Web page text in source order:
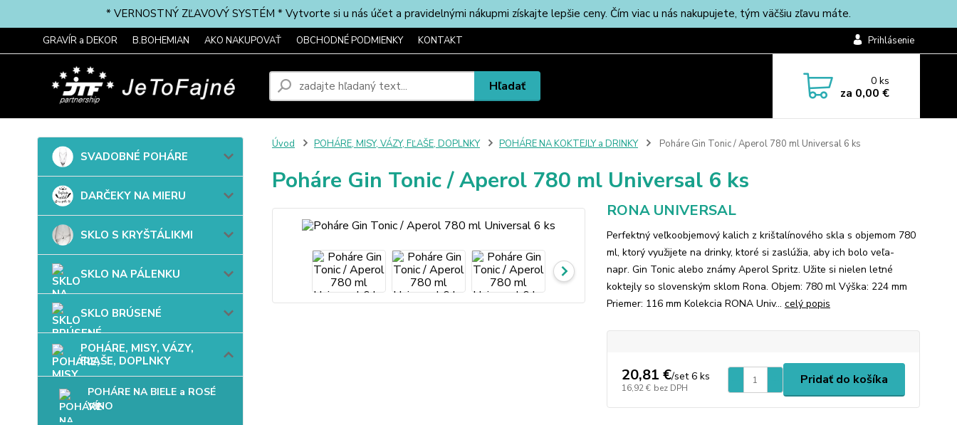
* VERNOSTNÝ ZĽAVOVÝ SYSTÉM * Vytvorte si u nás účet a pravidelnými nákupmi získajte lepšie ceny. Čím viac u nás nakupujete, tým väčšiu zľavu máte.
GRAVÍR a DEKOR B.BOHEMIAN AKO NAKUPOVAŤ OBCHODNÉ PODMIENKY KONTAKT Prihlásenie
Hľadať 0ks
za 0,00 €
SVADOBNÉ POHÁRE
DARČEKY NA MIERU
SKLO S KRYŠTÁLIKMI
SKLO NA PÁLENKU
SKLO BRÚSENÉ
POHÁRE, MISY, VÁZY,
FĽAŠE, DOPLNKY
POHÁRE NA BIELE a ROSÉ
VÍNO
Úvod POHÁRE, MISY, VÁZY, FĽAŠE, DOPLNKY POHÁRE NA KOKTEJLY a DRINKY Poháre Gin Tonic / Aperol 780 ml Universal 6 ks
Poháre Gin Tonic / Aperol 780 ml Universal 6 ks
RONA UNIVERSAL
Perfektný veľkoobjemový kalich z krištalínového skla s objemom 780
ml, ktorý využijete na drinky, ktoré si zaslúžia, aby ich bolo veľa-
napr. Gin Tonic alebo známy Aperol Spritz. Užite si nielen letné
koktejly so slovenským sklom Rona. Objem: 780 ml Výška: 224 mm
Priemer: 116 mm Kolekcia RONA Univ... celý popis
20,81 €/set 6 ks
16,92 € bez DPH
Pridať do košíka